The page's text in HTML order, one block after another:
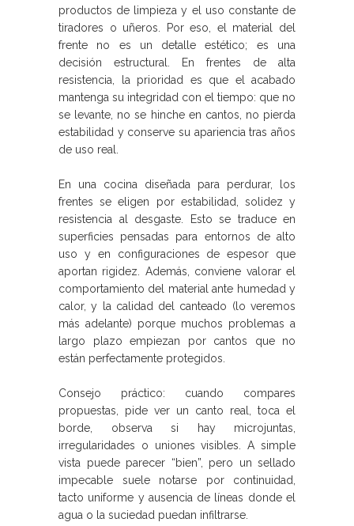
productos de limpieza y el uso constante de
tiradores o uñeros. Por eso, el material del
frente no es un detalle estético; es una
decisión estructural. En frentes de alta
resistencia, la prioridad es que el acabado
mantenga su integridad con el tiempo: que no
se levante, no se hinche en cantos, no pierda
estabilidad y conserve su apariencia tras años
de uso real.
En una cocina diseñada para perdurar, los
frentes se eligen por estabilidad, solidez y
resistencia al desgaste. Esto se traduce en
superficies pensadas para entornos de alto
uso y en configuraciones de espesor que
aportan rigidez. Además, conviene valorar el
comportamiento del material ante humedad y
calor, y la calidad del canteado (lo veremos
más adelante) porque muchos problemas a
largo plazo empiezan por cantos que no
están perfectamente protegidos.
Consejo práctico: cuando compares
propuestas, pide ver un canto real, toca el
borde, observa si hay microjuntas,
irregularidades o uniones visibles. A simple
vista puede parecer “bien”, pero un sellado
impecable suele notarse por continuidad,
tacto uniforme y ausencia de líneas donde el
agua o la suciedad puedan infiltrarse.